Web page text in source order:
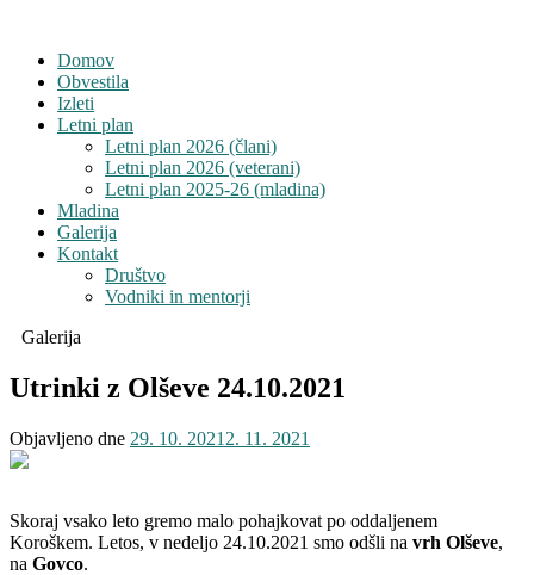
Domov
Obvestila
Izleti
Letni plan
Letni plan 2026 (člani)
Letni plan 2026 (veterani)
Letni plan 2025-26 (mladina)
Mladina
Galerija
Kontakt
Društvo
Vodniki in mentorji
Galerija
Utrinki z Olševe 24.10.2021
Objavljeno dne 29. 10. 2021 2. 11. 2021
Skoraj vsako leto gremo malo pohajkovat po oddaljenem
Koroškem. Letos, v nedeljo 24.10.2021 smo odšli na vrh Olševe,
na Govco.